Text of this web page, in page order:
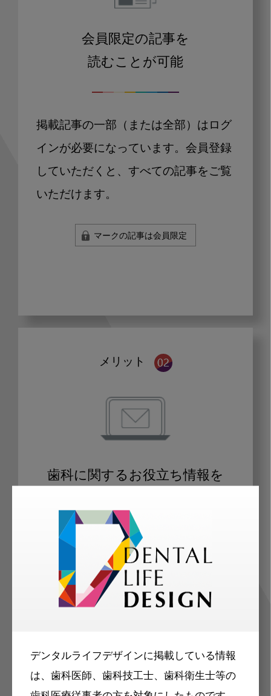
デンタルライフデザインに掲載している情報
は、歯科医師、歯科技工士、歯科衛生士等の
会員限定の記事を
読むことが可能
掲載記事の一部（または全部）はログ
インが必要になっています。会員登録
していただくと、すべての記事をご覧
いただけます。
マークの記事は会員限定
メリット
歯科に関するお役立ち情報を
ご登録いただいた職種（歯科医師、歯
科衛生士、歯科技工士）に合わせた内
容のメールマガジンをお届けします。